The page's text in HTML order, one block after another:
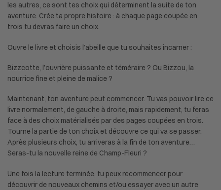
les autres, ce sont tes choix qui déterminent la suite de ton
aventure. Crée ta propre histoire : à chaque page coupée en
trois tu devras faire un choix.
Ouvre le livre et choisis l’abeille que tu souhaites incarner :
Bizzcotte, l’ouvrière puissante et téméraire ? Ou Bizzou, la
nourrice fine et pleine de malice ?
Maintenant, ton aventure peut commencer. Tu vas pouvoir lire ce
livre normalement, de gauche à droite, mais rapidement, tu feras
face à des choix matérialisés par des pages coupées en trois.
Tourne la partie de ton choix et découvre ce qui va se passer.
Après plusieurs choix, tu arriveras à la fin de ton aventure…
Seras-tu la nouvelle reine de Champ-Fleuri ?
Une fois la lecture terminée, tu peux recommencer pour
découvrir de nouveaux chemins et/ou essayer avec un autre